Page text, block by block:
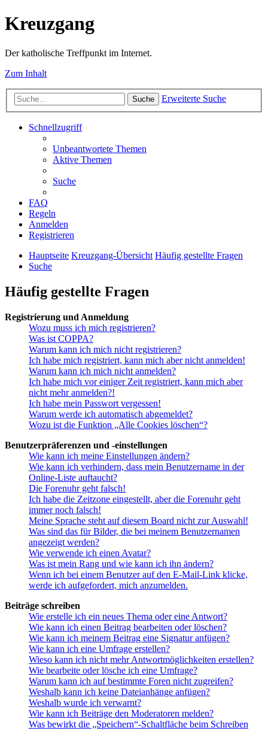
Kreuzgang
Der katholische Treffpunkt im Internet.
Zum Inhalt
Suche Erweiterte Suche
Schnellzugriff
Unbeantwortete Themen
Aktive Themen
Suche
FAQ
Regeln
Anmelden
Registrieren
Hauptseite Kreuzgang-Übersicht Häufig gestellte Fragen
Suche
Häufig gestellte Fragen
Registrierung und Anmeldung
Wozu muss ich mich registrieren?
Was ist COPPA?
Warum kann ich mich nicht registrieren?
Ich habe mich registriert, kann mich aber nicht anmelden!
Warum kann ich mich nicht anmelden?
Ich habe mich vor einiger Zeit registriert, kann mich aber
nicht mehr anmelden?!
Ich habe mein Passwort vergessen!
Warum werde ich automatisch abgemeldet?
Wozu ist die Funktion „Alle Cookies löschen“?
Benutzerpräferenzen und -einstellungen
Wie kann ich meine Einstellungen ändern?
Wie kann ich verhindern, dass mein Benutzername in der
Online-Liste auftaucht?
Die Forenuhr geht falsch!
Ich habe die Zeitzone eingestellt, aber die Forenuhr geht
immer noch falsch!
Meine Sprache steht auf diesem Board nicht zur Auswahl!
Was sind das für Bilder, die bei meinem Benutzernamen
angezeigt werden?
Wie verwende ich einen Avatar?
Was ist mein Rang und wie kann ich ihn ändern?
Wenn ich bei einem Benutzer auf den E-Mail-Link klicke,
werde ich aufgefordert, mich anzumelden.
Beiträge schreiben
Wie erstelle ich ein neues Thema oder eine Antwort?
Wie kann ich einen Beitrag bearbeiten oder löschen?
Wie kann ich meinem Beitrag eine Signatur anfügen?
Wie kann ich eine Umfrage erstellen?
Wieso kann ich nicht mehr Antwortmöglichkeiten erstellen?
Wie bearbeite oder lösche ich eine Umfrage?
Warum kann ich auf bestimmte Foren nicht zugreifen?
Weshalb kann ich keine Dateianhänge anfügen?
Weshalb wurde ich verwarnt?
Wie kann ich Beiträge den Moderatoren melden?
Was bewirkt die „Speichern“-Schaltfläche beim Schreiben